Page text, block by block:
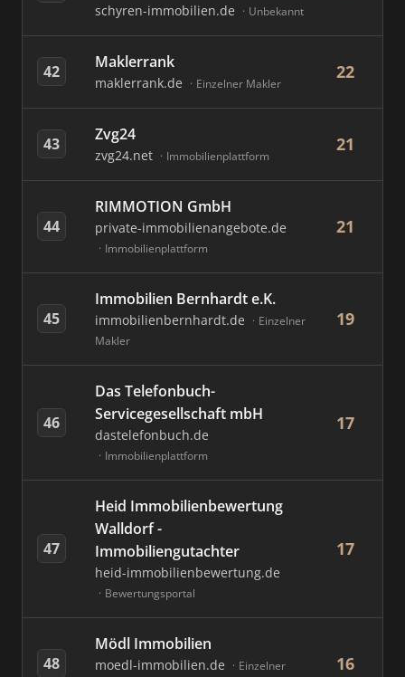
schyren-immobilien.de Unbekannt
42 Maklerrank
maklerrank.de Einzelner Makler
22
43 Zvg24
zvg24.net Immobilienplattform
21
44
RIMMOTION GmbH
private-immobilienangebote.de
Immobilienplattform
21
45
Immobilien Bernhardt e.K.
immobilienbernhardt.de
Einzelner
Makler
19
46
Das Telefonbuch-
Servicegesellschaft mbH
dastelefonbuch.de
Immobilienplattform
17
47
Heid Immobilienbewertung
Walldorf -
Immobiliengutachter
heid-immobilienbewertung.de
Bewertungsportal
17
48
Mödl Immobilien
moedl-immobilien.de
Einzelner
16